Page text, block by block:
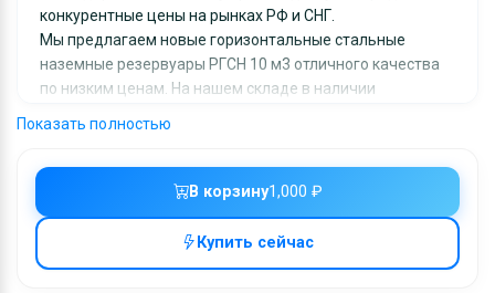
В корзину1,000 ₽
Купить сейчас
конкурентные цены на рынках РФ и СНГ.
Мы предлагаем новые горизонтальные стальные
наземные резервуары РГСН 10 м3 отличного качества
по низким ценам. На нашем складе в наличии
Вся продукция сопровождается сопутствующей
документацией. Работаем по конкретным заявкам.
Сроки изготовления и поставки минимальные.
Показать полностью